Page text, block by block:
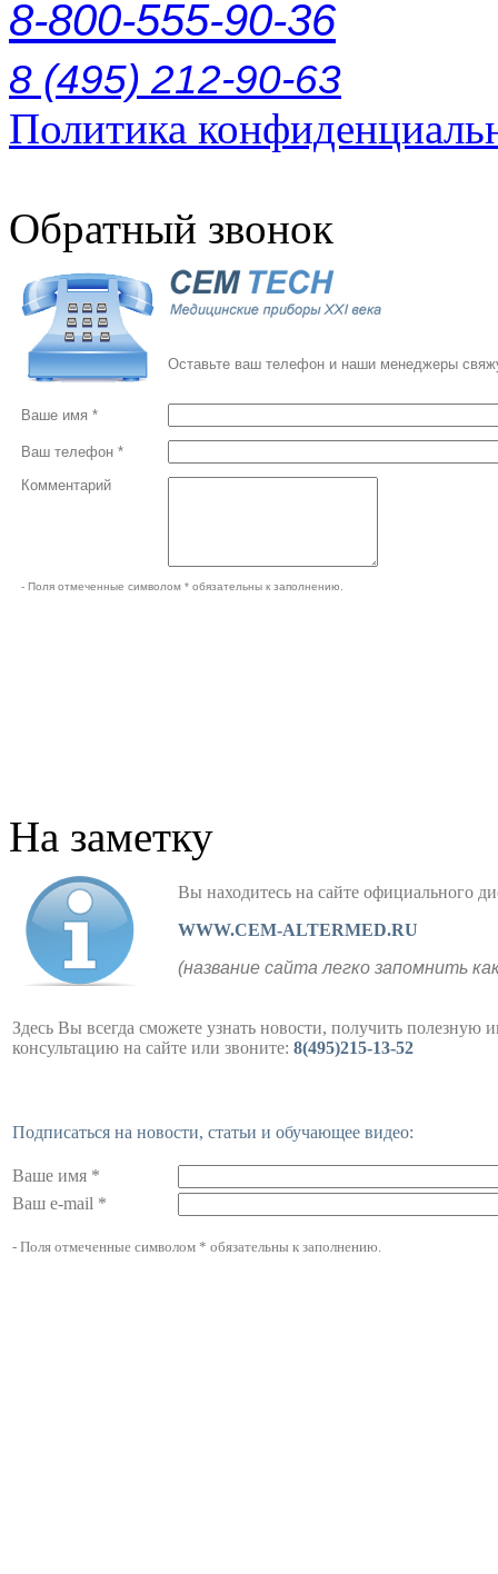
8-800-555-90-36
8 (495) 212-90-63
Политика
Обратный звонок
Оставьте ваш телефон и наши менеджеры
Ваше имя *
Ваш телефон *
Комментарий
- Поля отмеченные символом * обязательны к заполнению.
На заметку
Вы находитесь на сайте
WWW.CEM-ALTERMED.RU
(название сайта легко запомнить
Здесь Вы всегда сможете узнать новости, получить
консультацию на сайте или звоните: 8(495)215-13-52
Подписаться на новости, статьи и обучающее видео:
Ваше имя *
Ваш e-mail *
- Поля отмеченные символом * обязательны к заполнению.